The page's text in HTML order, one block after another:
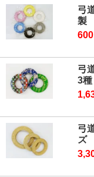
弓
製
弓
3
弓
ズ